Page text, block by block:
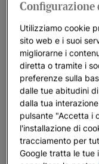
FINO
Beach
FINO
Configurazione
Utilizziamo cookie
sito web e i suoi
migliorarne i
diretta o tramite i
preferenze sulla
dalle tue abitudini
dalla tua
pulsante "Accetta i
l'installazione di
tracciamento per
Google tratta le tue